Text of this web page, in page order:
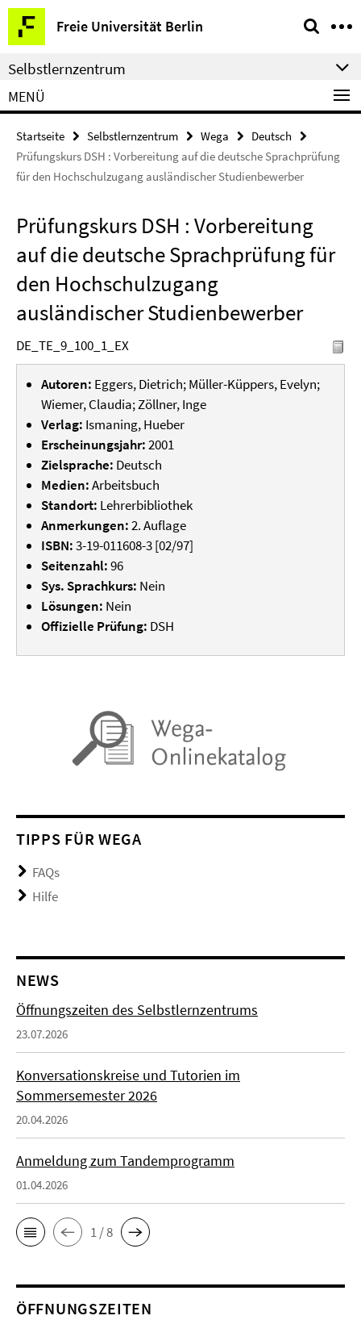
Springe
direkt
zu
Inhalt
Freie Universität Berlin
Service-
Navigation
Selbstlernzentrum
MENÜ
Startseite Selbstlernzentrum Wega
Deutsch
Prüfungskurs DSH : Vorbereitung auf die deutsche Sprachprüfung
für den Hochschulzugang ausländischer Studienbewerber
Prüfungskurs DSH : Vorbereitung
auf die deutsche Sprachprüfung für
den Hochschulzugang
ausländischer Studienbewerber
DE_TE_9_100_1_EX
Autoren: Eggers, Dietrich; Müller-Küppers, Evelyn;
Wiemer, Claudia; Zöllner, Inge
Verlag: Ismaning, Hueber
Erscheinungsjahr:2001
Zielsprache: Deutsch
Medien:Arbeitsbuch
Standort: Lehrerbibliothek
Anmerkungen:2. Auflage
ISBN:3-19-011608-3 [02/97]
Seitenzahl:96
Sys. Sprachkurs: Nein
Lösungen: Nein
Offizielle Prüfung: DSH
TIPPS FÜR WEGA
FAQs
Hilfe
NEWS
Öffnungszeiten des Selbstlernzentrums
23.07.2026
Konversationskreise und Tutorien im
Sommersemester 2026
20.04.2026
Anmeldung zum Tandemprogramm
01.04.2026
1 / 8
ÖFFNUNGSZEITEN